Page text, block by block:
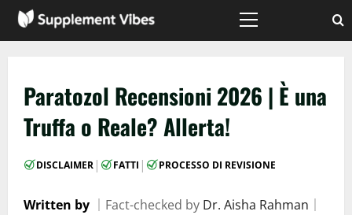
Menù
Paratozol Recensioni 2026 | È una
Truffa o Reale? Allerta!
DISCLAIMER | FATTI | PROCESSO DI REVISIONE
Written by Fact-checked by Dr. Aisha Rahman